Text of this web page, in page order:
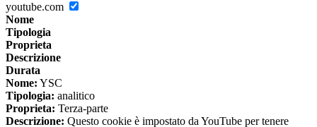
youtube.com
Nome
Tipologia
Proprieta
Descrizione
Durata
Nome: YSC
Tipologia: analitico
Proprieta: Terza-parte
Descrizione: Questo cookie è impostato da YouTube per tenere